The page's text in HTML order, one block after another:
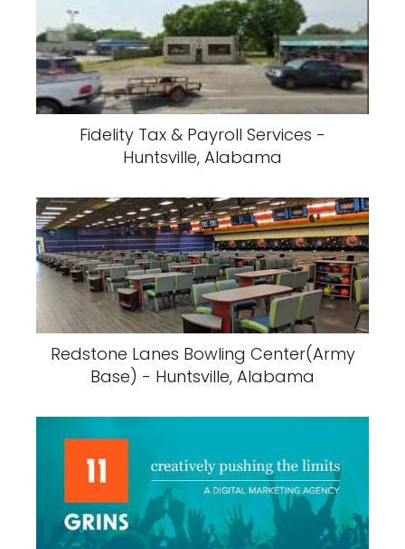
Fidelity Tax & Payroll Services -
Huntsville, Alabama
Redstone Lanes Bowling Center(Army
Base) - Huntsville, Alabama